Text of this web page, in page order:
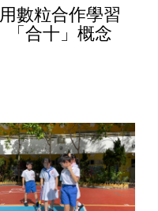
用數粒合作學習
「合十」概念